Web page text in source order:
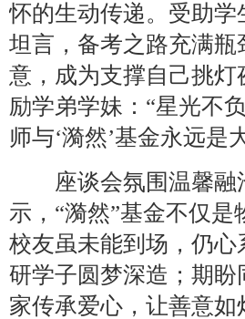
怀的生动传递。受助
坦言，备考之路充满瓶
意，成为支撑自己挑
励学弟学妹：“星光不
师与‘漪然’基金永远是
座谈会氛围温馨融
示，“漪然”基金不仅
校友虽未能到场，仍
研学子圆梦深造；期
家传承爱心，让善意